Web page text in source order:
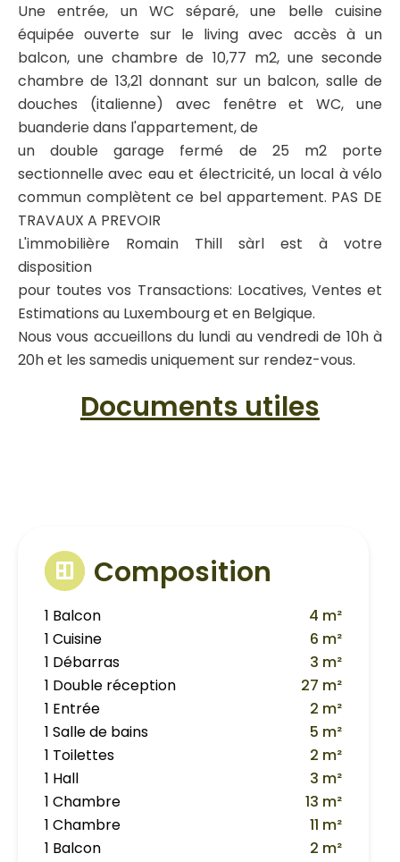
Composition
1 Balcon
4 m²
1 Cuisine
6 m²
1 Débarras
3 m²
1 Double réception
27 m²
1 Entrée
2 m²
1 Salle de bains
5 m²
1 Toilettes
2 m²
1 Hall
3 m²
1 Chambre
13 m²
1 Chambre
11 m²
1 Balcon
2 m²
Une entrée, un WC séparé, une belle cuisine
équipée ouverte sur le living avec accès à un
balcon, une chambre de 10,77 m2, une seconde
chambre de 13,21 donnant sur un balcon, salle de
douches (italienne) avec fenêtre et WC, une
buanderie dans l'appartement, de
un double garage fermé de 25 m2 porte
sectionnelle avec eau et électricité, un local à vélo
commun complètent ce bel appartement. PAS DE
TRAVAUX A PREVOIR
L'immobilière Romain Thill sàrl est à votre
disposition
pour toutes vos Transactions: Locatives, Ventes et
Estimations au Luxembourg et en Belgique.
Nous vous accueillons du lundi au vendredi de 10h à
20h et les samedis uniquement sur rendez-vous.
Documents utiles